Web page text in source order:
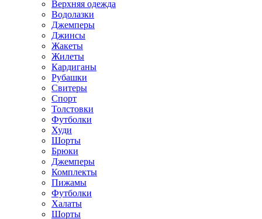
Верхняя одежда
Водолазки
Джемперы
Джинсы
Жакеты
Жилеты
Кардиганы
Рубашки
Свитеры
Спорт
Толстовки
Футболки
Худи
Шорты
Брюки
Джемперы
Комплекты
Пижамы
Футболки
Халаты
Шорты